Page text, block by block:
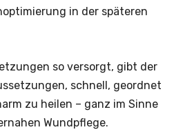
in der späteren
so versorgt, gibt der
schnell, geordnet
zu heilen – ganz im Sinne
Wundpflege.